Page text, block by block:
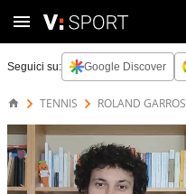
Seguici su: Google Discover
TENNIS ROLAND GARROS